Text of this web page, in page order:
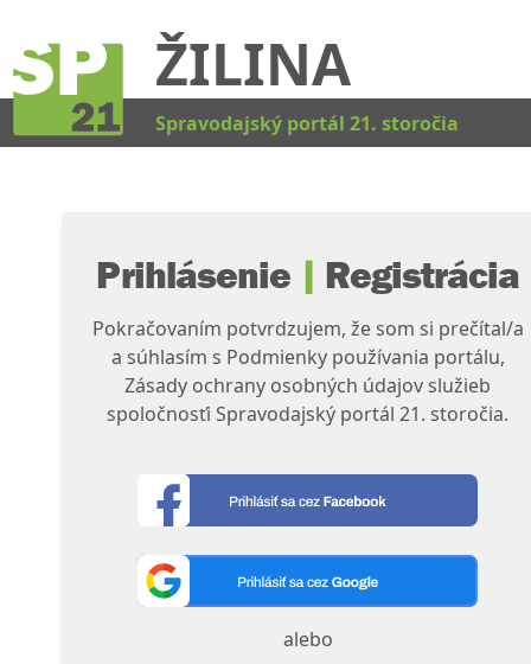
ŽILINA
Spravodajský portál 21. storočia
Prihlásenie | Registrácia
Pokračovaním potvrdzujem, že som si prečítal/a
a súhlasím s Podmienky používania portálu,
Zásady ochrany osobných údajov služieb
spoločnosťi Spravodajský portál 21. storočia.
alebo